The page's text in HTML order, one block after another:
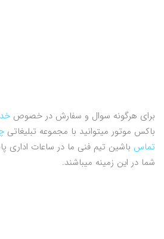
برای هرگونه سوال و سفارش در خصوص
باکس موتور میتوانید با مجموعه تبلیغاتی
تماس باشین تیم فنی ما در ساعات اداری
شما در این زمینه میباشند.